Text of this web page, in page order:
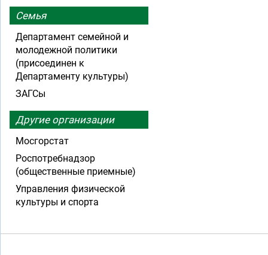
Семья
Департамент семейной и
молодежной политики
(присоединен к
Департаменту культуры)
ЗАГСы
Другие организации
Мосгорстат
Роспотребнадзор
(общественные приемные)
Управления физической
культуры и спорта